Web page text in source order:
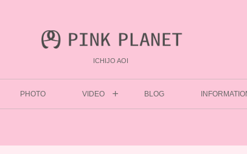
ICHIJO AOI
PHOTO VIDEO BLOG